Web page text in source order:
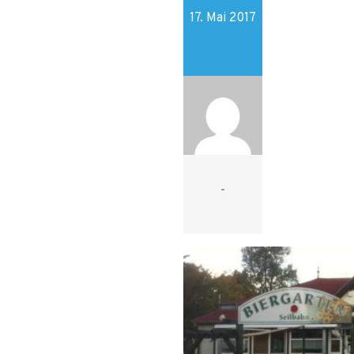
17. Mai 2017
-